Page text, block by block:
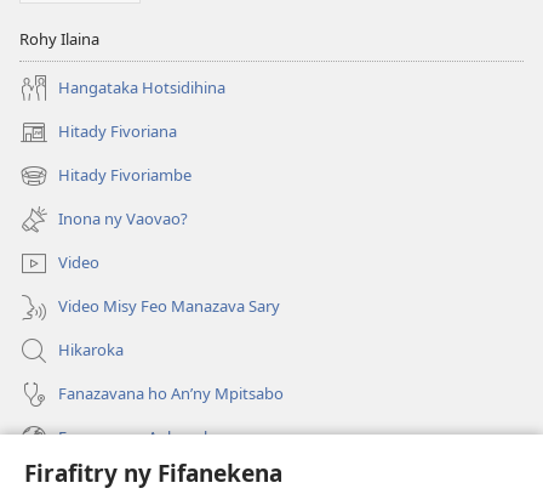
Firafitry ny Fifanekena
Rohy Ilaina
Hangataka Hotsidihina
Hitady Fivoriana
(manokatra
rohy) Hitady Fivoriambe
(manokatra
rohy) Inona ny Vaovao?
Video
Video Misy Feo Manazava Sary
Hikaroka
Fanazavana ho An’ny Mpitsabo
Fanazavana Ankapobeny
Fanampiana